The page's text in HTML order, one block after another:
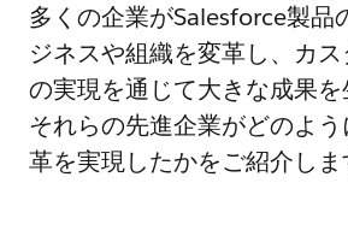
多くの企業がSalesforce製品
ジネスや組織を変革し、カ
の実現を通じて大きな成果を
それらの先進企業がどのよ
革を実現したかをご紹介しま